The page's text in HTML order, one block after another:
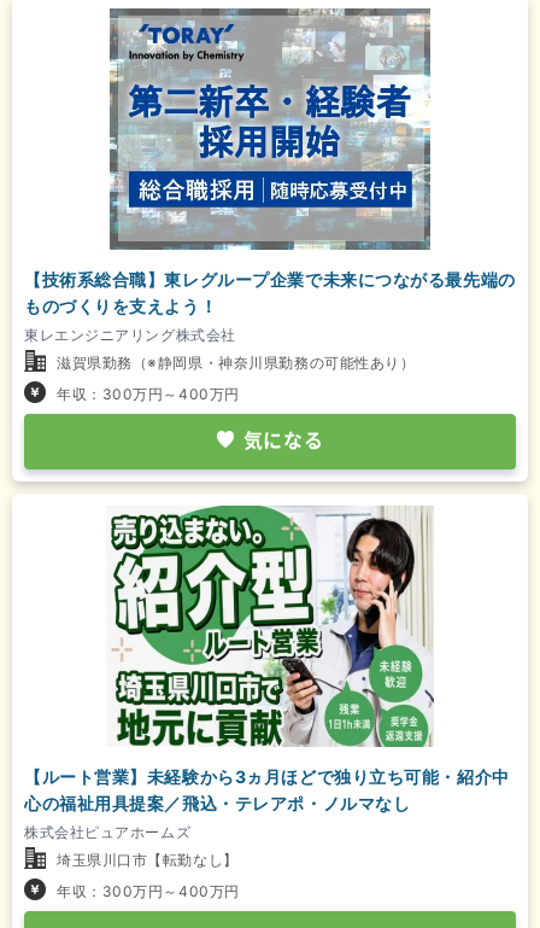
【技術系総合職】東レグループ企業で未来につながる最先端の
ものづくりを支えよう！
東レエンジニアリング株式会社
滋賀県勤務（※静岡県・神奈川県勤務の可能性あり）
年収：300万円～400万円
気になる
【ルート営業】未経験から3ヵ月ほどで独り立ち可能・紹介中
心の福祉用具提案／飛込・テレアポ・ノルマなし
株式会社ピュアホームズ
埼玉県川口市【転勤なし】
年収：300万円～400万円